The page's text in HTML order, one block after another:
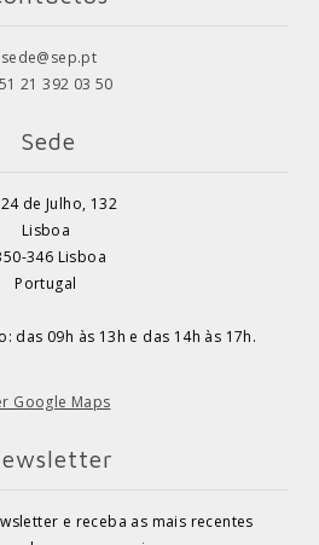
sede@sep.pt
21 392 03 50
Sede
de Julho, 132
Lisboa
346 Lisboa
Portugal
das 09h às 13h e das 14h às 17h.
Google Maps
e receba as mais recentes